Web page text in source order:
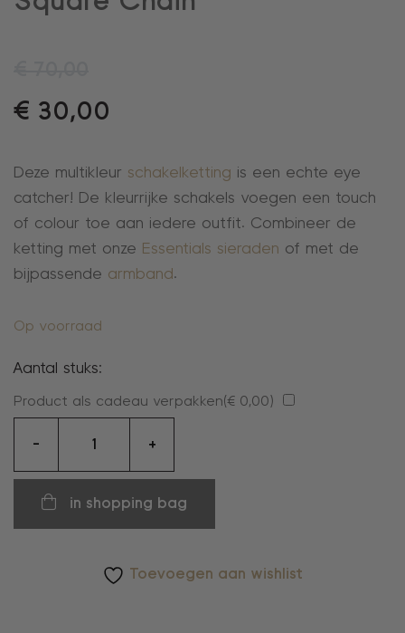
€ 30,00
Deze multikleur schakelketting is een echte eye
catcher! De kleurrijke schakels voegen een touch
of colour toe aan iedere outfit. Combineer de
ketting met onze Essentials sieraden of met de
bijpassende armband.
Op voorraad
Aantal stuks:
Product als cadeau verpakken(€ 0,00)
-
aantal
+
in shopping bag
Toevoegen aan wishlist